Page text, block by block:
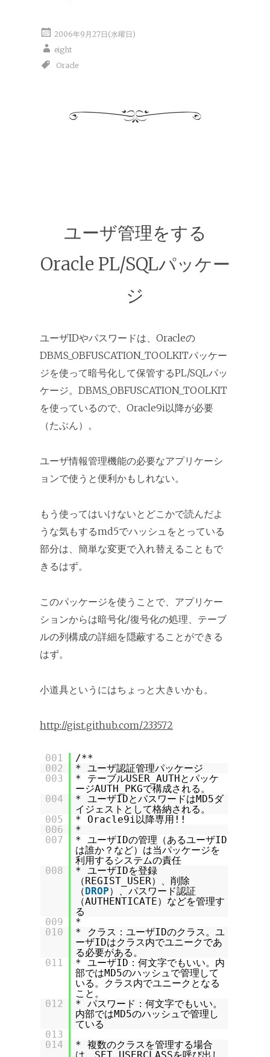
2006年9月27日(水曜日)
eight
Oracle
ユーザ管理をする
Oracle PL/SQLパッケー
ジ
ユーザIDやパスワードは、Oracleの
DBMS_OBFUSCATION_TOOLKITパッケー
ジを使って暗号化して保管するPL/SQLパッ
ケージ。DBMS_OBFUSCATION_TOOLKIT
を使っているので、Oracle9i以降が必要
（たぶん）。
ユーザ情報管理機能の必要なアプリケーシ
ョンで使うと便利かもしれない。
もう使ってはいけないとどこかで読んだよ
うな気もするmd5でハッシュをとっている
部分は、簡単な変更で入れ替えることもで
きるはず。
このパッケージを使うことで、アプリケー
ションからは暗号化/復号化の処理、テーブ
ルの列構成の詳細を隠蔽することができる
はず。
小道具というにはちょっと大きいかも。
http://gist.github.com/233572
001
/**
002
* ユーザ認証管理パッケージ
003
* テーブルUSER_AUTHとパッケ
ージAUTH_PKGで構成される。
004
* ユーザIDとパスワードはMD5ダ
イジェストとして格納される。
005
* Oracle9i以降専用!!
006
*
007
* ユーザIDの管理（あるユーザID
は誰か？など）は当パッケージを
利用するシステムの責任
008
* ユーザIDを登録
（REGIST_USER）、削除
（DROP）、パスワード認証
（AUTHENTICATE）などを管理す
る
009
*
010
* クラス：ユーザIDのクラス。ユ
ーザIDはクラス内でユニークであ
る必要がある。
011
* ユーザID：何文字でもいい。内
部ではMD5のハッシュで管理して
いる。クラス内でユニークとなる
こと。
012
* パスワード：何文字でもいい。
内部ではMD5のハッシュで管理し
ている
013
014
* 複数のクラスを管理する場合